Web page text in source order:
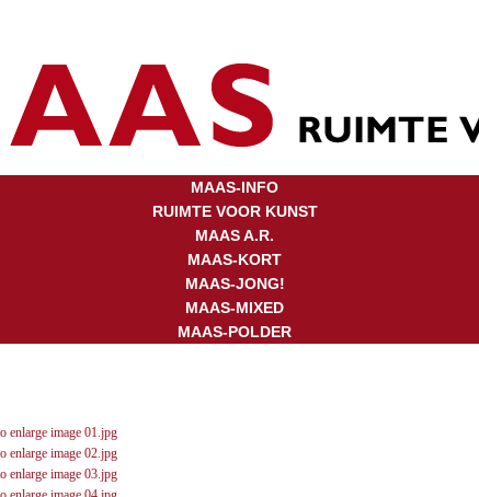
MAAS-INFO
RUIMTE VOOR KUNST
MAAS A.R.
MAAS-KORT
MAAS-JONG!
MAAS-MIXED
MAAS-POLDER